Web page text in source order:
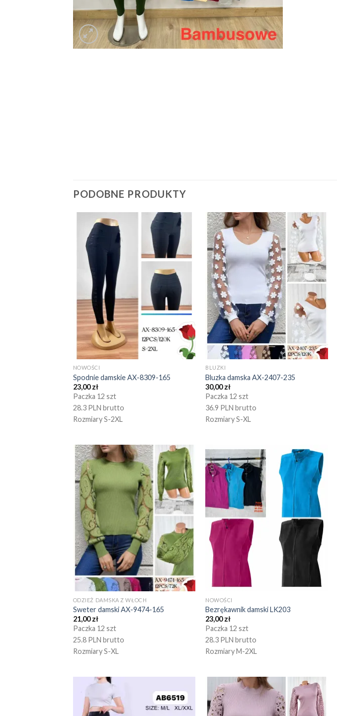
PODOBNE PRODUKTY
NOWOŚCI
Spodnie damskie AX-8309-165
23,00zł
Paczka 12 szt
28.3 PLN brutto
Rozmiary S-2XL
BLUZKI
Bluzka damska AX-2407-235
30,00zł
Paczka 12 szt
36.9 PLN brutto
Rozmiary S-XL
ODZIEŻ DAMSKA Z WŁOCH
Sweter damski AX-9474-165
21,00zł
Paczka 12 szt
25.8 PLN brutto
Rozmiary S-XL
NOWOŚCI
Bezrękawnik damski LK203
23,00zł
Paczka 12 szt
28.3 PLN brutto
Rozmiary M-2XL